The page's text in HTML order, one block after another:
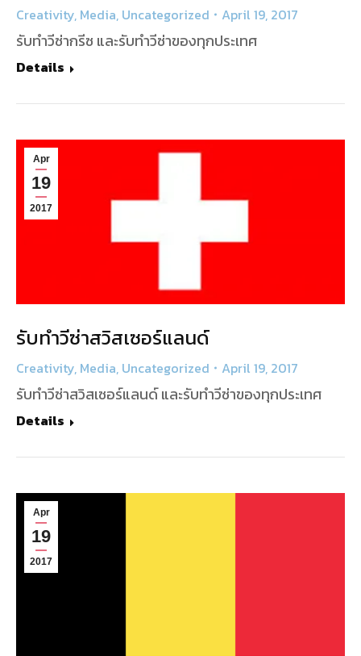
Creativity, Media, Uncategorized April 19, 2017
รับทำวีซ่ากรีซ และรับทำวีซ่าของทุกประเทศ
Details
Apr
19
2017
รับทำวีซ่าสวิสเซอร์แลนด์
Creativity, Media, Uncategorized April 19, 2017
รับทำวีซ่าสวิสเซอร์แลนด์ และรับทำวีซ่าของทุกประเทศ
Details
Apr
19
2017